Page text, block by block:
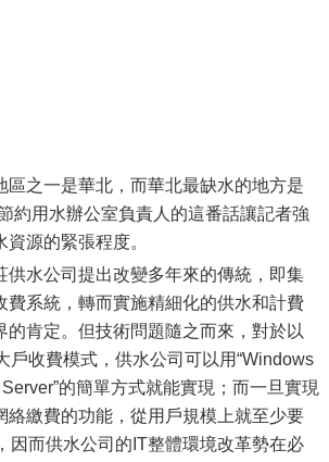
區之一是華北，而華北最缺水的地方是
約用水辦公室負責人的這番話讓記者強
源的緊張程度。
供水公司提出改變多年來的傳統，即集
費系統，轉而實施精細化的供水和計費
的肯定。但技術問題隨之而來，對於以
戶收費模式，供水公司可以用“Windows
的簡單方式就能實現；而一旦實現
絡繳費的功能，從用戶規模上就至少要
因而供水公司的IT整體環境改革勢在必